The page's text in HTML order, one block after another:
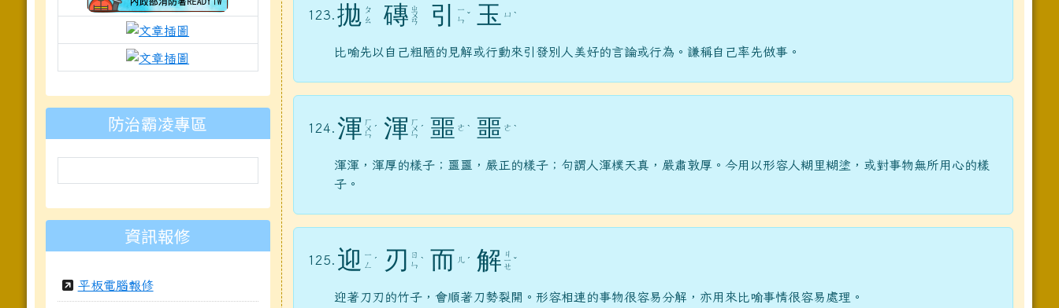
link to https://isafeevent.moe.edu.tw/ _blan
link to https://prepare.mnd.gov.tw/ _blank
link to https://padlet.com/chimei07_3/b612-3ig4s4mcdois7svo _blank
防治霸凌專區
資訊報修
平板電腦報修
123. 拋 ㄆ
ㄠ
磚 ㄓ
ㄨ
ㄢ 引
ㄧ
ㄣ ˇ 玉 ㄩ ˋ
比喻先以自己粗陋的見解或行動來引發別人美好的言論或行為。謙稱自己率先做事。
124. 渾 ㄏ
ㄨ
ㄣ
ˊ 渾 ㄏ
ㄨ
ㄣ
ˊ 噩 ㄜ ˋ 噩 ㄜ ˋ
渾渾，渾厚的樣子；噩噩，嚴正的樣子；句謂人渾樸天真，嚴肅敦厚。今用以形容人糊里糊塗，或對事物無所用心的樣
子。
125. 迎 ㄧ
ㄥ
ˊ 刃
ㄖ
ㄣ ˋ 而 ㄦ ˊ 解 ㄐ
ㄧ
ㄝ
ˇ
迎著刀刃的竹子，會順著刀勢裂開。形容相連的事物很容易分解，亦用來比喻事情很容易處理。